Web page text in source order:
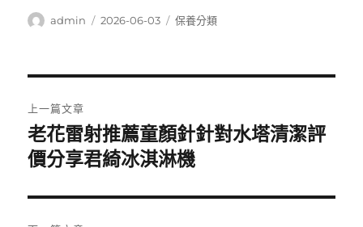
作
admin
發
2026-06-03
分
保養分類
章
導
覽
上一篇文章
上
一
文
章:
老花雷射推薦童顏針針對水塔清潔評
價分享君綺冰淇淋機